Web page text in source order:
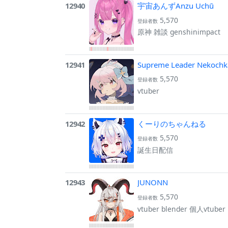
12940 宇宙あんずAnzu Uchū
登録者数 5,570
原神 雑談 genshinimpact
12941 Supreme Leader
登録者数 5,570
vtuber
12942 くーりのちゃんねる
登録者数 5,570
誕生日配信
12943 JUNONN
登録者数 5,570
vtuber blender 個人vtuber